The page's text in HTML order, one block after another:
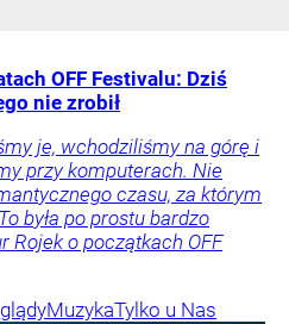
OFF Festivalu: Dziś
nie zrobił
je, wchodziliśmy na górę i
przy komputerach. Nie
czasu, za którym
była po prostu bardzo
o początkach OFF
MuzykaTylko u Nas